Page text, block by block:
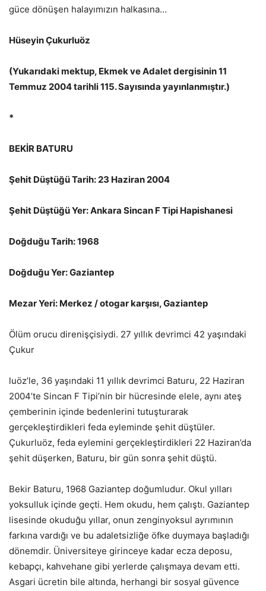
güce dönüşen halayımızın halkasına…
Hüseyin Çukurluöz
(Yukarıdaki mektup, Ekmek ve Adalet dergisinin 11
Temmuz 2004 tarihli 115. Sayısında yayınlanmıştır.)
*
BEKİR BATURU
Şehit Düştüğü Tarih: 23 Haziran 2004
Şehit Düştüğü Yer: Ankara Sincan F Tipi Hapishanesi
Doğduğu Tarih: 1968
Doğduğu Yer: Gaziantep
Mezar Yeri: Merkez / otogar karşısı, Gaziantep
Ölüm orucu direnişçisiydi. 27 yıllık devrimci 42 yaşındaki
Çukur
luöz’le, 36 yaşındaki 11 yıllık devrimci Baturu, 22 Haziran
2004’te Sincan F Tipi’nin bir hücresinde elele, aynı ateş
çemberinin içinde bedenlerini tutuşturarak
gerçekleştirdikleri feda eyleminde şehit düştüler.
Çukurluöz, feda eylemini gerçekleştirdikleri 22 Haziran’da
şehit düşerken, Baturu, bir gün sonra şehit düştü.
Bekir Baturu, 1968 Gaziantep doğumludur. Okul yılları
yoksulluk içinde geçti. Hem okudu, hem çalıştı. Gaziantep
lisesinde okuduğu yıllar, onun zenginyoksul ayrımının
farkına vardığı ve bu adaletsizliğe öfke duymaya başladığı
dönemdir. Üniversiteye girinceye kadar ecza deposu,
kebapçı, kahvehane gibi yerlerde çalışmaya devam etti.
Asgari ücretin bile altında, herhangi bir sosyal güvence